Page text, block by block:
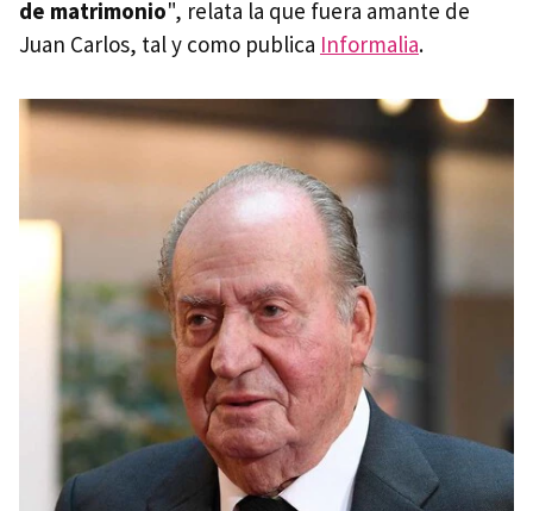
de matrimonio", relata la que fuera amante de
Juan Carlos, tal y como publica Informalia.